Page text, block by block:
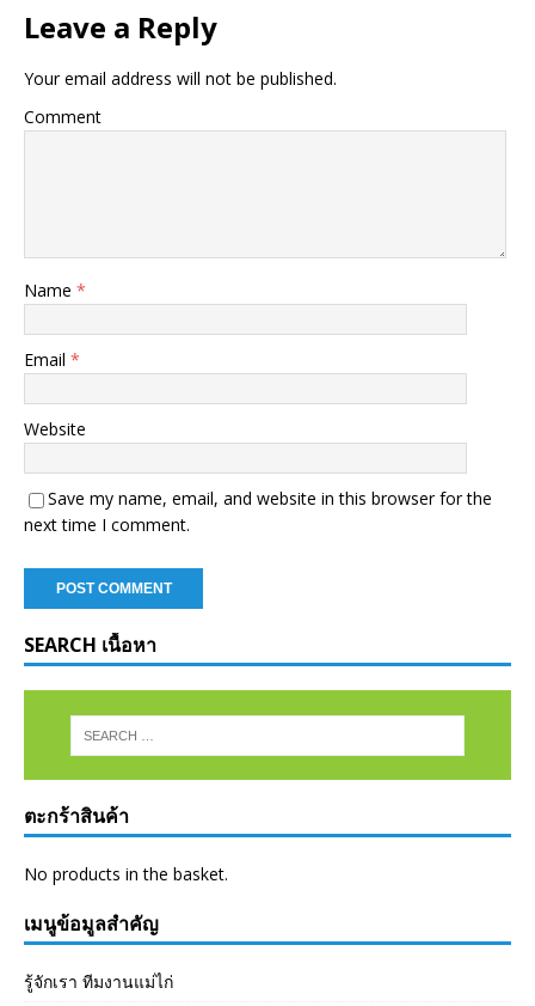
Leave a Reply
Your email address will not be published.
Comment
Name *
Email *
Website
Save my name, email, and website in this browser for the
next time I comment.
SEARCH เนื้อหา
ตะกร้าสินค้า
No products in the basket.
เมนูข้อมูลสำคัญ
รู้จักเรา ทีมงานแม่ไก่